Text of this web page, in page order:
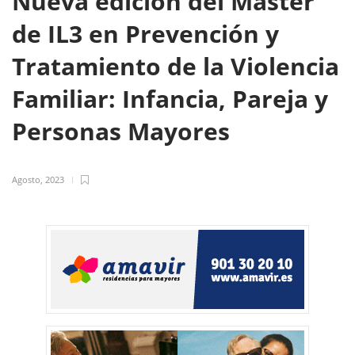
de IL3 en Prevención y
Tratamiento de la Violencia
Familiar: Infancia, Pareja y
Personas Mayores
Agosto, 2023